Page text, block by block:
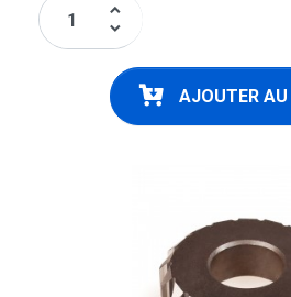
keyboard_arrow_up
keyboard_arrow_down
AJOUTER AU